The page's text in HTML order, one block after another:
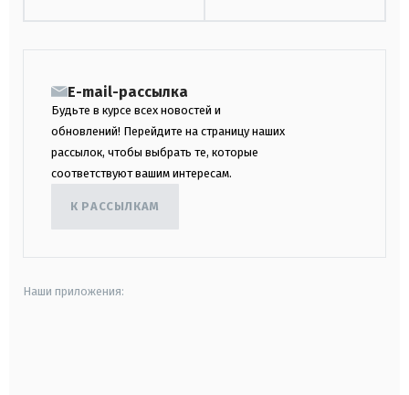
E-mail-рассылка
Будьте в курсе всех новостей и
обновлений! Перейдите на страницу наших
рассылок, чтобы выбрать те, которые
соответствуют вашим интересам.
К РАССЫЛКАМ
Наши приложения: